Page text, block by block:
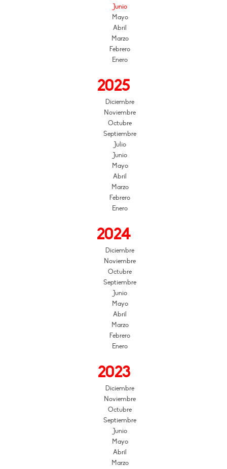
Junio
Mayo
Abril
Marzo
Febrero
Enero
2025
Diciembre
Noviembre
Octubre
Septiembre
Julio
Junio
Mayo
Abril
Marzo
Febrero
Enero
2024
Diciembre
Noviembre
Octubre
Septiembre
Junio
Mayo
Abril
Marzo
Febrero
Enero
2023
Diciembre
Noviembre
Octubre
Septiembre
Junio
Mayo
Abril
Marzo